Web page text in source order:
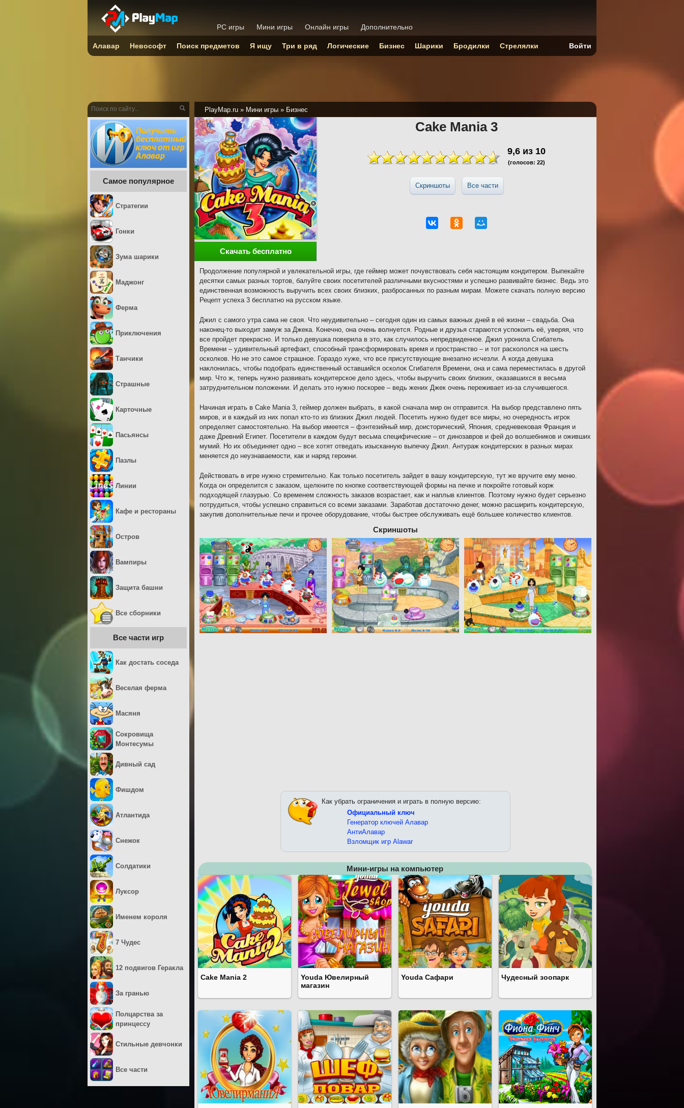
PlayMap.ru » Мини игры » Бизнес
Cake Mania 3
9,6 из 10
(голосов: 22)
Скриншоты Все части
Скачать бесплатно
Продолжение популярной и увлекательной игры, где геймер может почувствовать себя настоящим кондитером. Выпекайте
десятки самых разных тортов, балуйте своих посетителей различными вкусностями и успешно развивайте бизнес. Ведь это
единственная возможность выручить всех своих близких, разбросанных по разным мирам. Можете скачать полную версию
Рецепт успеха 3 бесплатно на русском языке.
Джил с самого утра сама не своя. Что неудивительно – сегодня один из самых важных дней в её жизни – свадьба. Она
наконец-то выходит замуж за Джека. Конечно, она очень волнуется. Родные и друзья стараются успокоить её, уверяя, что
все пройдет прекрасно. И только девушка поверила в это, как случилось непредвиденное. Джил уронила Сгибатель
Времени – удивительный артефакт, способный трансформировать время и пространство – и тот раскололся на шесть
осколков. Но не это самое страшное. Гораздо хуже, что все присутствующие внезапно исчезли. А когда девушка
наклонилась, чтобы подобрать единственный оставшийся осколок Сгибателя Времени, она и сама переместилась в другой
мир. Что ж, теперь нужно развивать кондитерское дело здесь, чтобы выручить своих близких, оказавшихся в весьма
затруднительном положении. И делать это нужно поскорее – ведь жених Джек очень переживает из-за случившегося.
Начиная играть в Cake Mania 3, геймер должен выбрать, в какой сначала мир он отправится. На выбор представлено пять
миров, и в каждый из них попал кто-то из близких Джил людей. Посетить нужно будет все миры, но очередность игрок
определяет самостоятельно. На выбор имеется – фэнтезийный мир, доисторический, Япония, средневековая Франция и
даже Древний Египет. Посетители в каждом будут весьма специфические – от динозавров и фей до волшебников и оживших
мумий. Но их объединяет одно – все хотят отведать изысканную выпечку Джил. Антураж кондитерских в разных мирах
меняется до неузнаваемости, как и наряд героини.
Действовать в игре нужно стремительно. Как только посетитель зайдет в вашу кондитерскую, тут же вручите ему меню.
Когда он определится с заказом, щелкните по кнопке соответствующей формы на печке и покройте готовый корж
подходящей глазурью. Со временем сложность заказов возрастает, как и наплыв клиентов. Поэтому нужно будет серьезно
потрудиться, чтобы успешно справиться со всеми заказами. Заработав достаточно денег, можно расширить кондитерскую,
закупив дополнительные печи и прочее оборудование, чтобы быстрее обслуживать ещё большее количество клиентов.
Скриншоты
Как убрать ограничения и играть в полную версию:
Официальный ключ
Генератор ключей Алавар
АнтиАлавар
Взломщик игр Alawar
Мини-игры на компьютер
Cake Mania 2
Youda Ювелирный
магазин
Youda Сафари Чудесный зоопарк
Самое популярное
Стратегии
Гонки
Зума шарики
Маджонг
Ферма
Приключения
Танчики
Страшные
Карточные
Пасьянсы
Пазлы
Линии
Кафе и рестораны
Остров
Вампиры
Защита башни
Все сборники
Все части игр
Как достать соседа
Веселая ферма
Масяня
Сокровища
Монтесумы
Дивный сад
Фишдом
Атлантида
Снежок
Солдатики
Луксор
Именем короля
7 Чудес
12 подвигов Геракла
За гранью
Полцарства за
принцессу
Стильные девчонки
Все части
PC игры Мини игры Онлайн игры Дополнительно
Алавар Невософт Поиск предметов Я ищу Три в ряд Логические Бизнес Шарики Бродилки Стрелялки Войти